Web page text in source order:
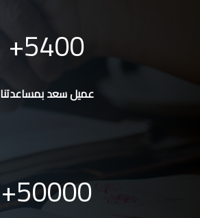
5400
عميل سعد بمساعدتنا
50000